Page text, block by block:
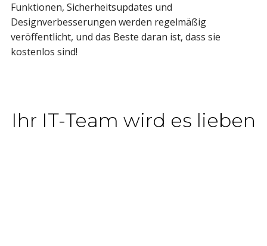
Funktionen, Sicherheitsupdates und
Designverbesserungen werden regelmäßig
veröffentlicht, und das Beste daran ist, dass sie
kostenlos sind!
Ihr IT-Team wird es lieben